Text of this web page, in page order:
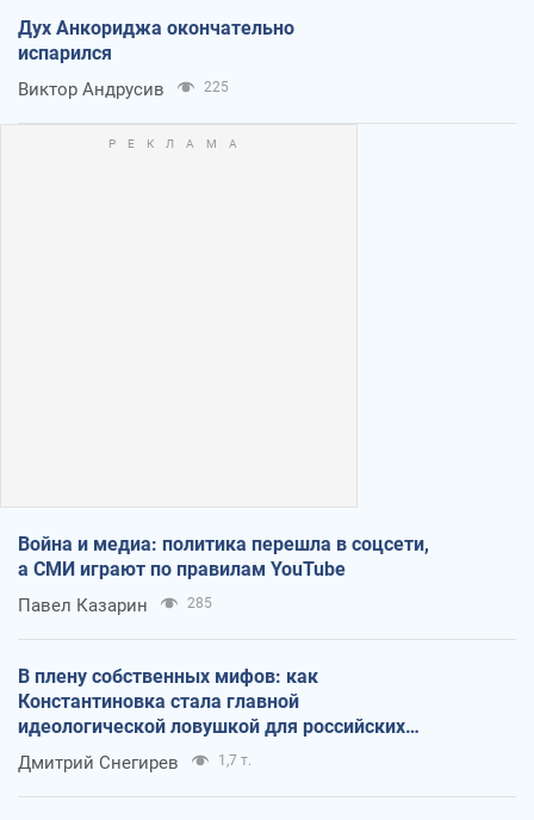
Дух Анкориджа окончательно
испарился
Виктор Андрусив 225
Война и медиа: политика перешла в соцсети,
а СМИ играют по правилам YouTube
Павел Казарин 285
В плену собственных мифов: как
Константиновка стала главной
идеологической ловушкой для российских
оккупантов
Дмитрий Снегирев 1,7 т.